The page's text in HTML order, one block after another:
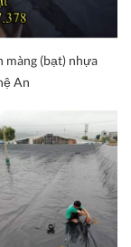
màng (bạt) nhựa
An